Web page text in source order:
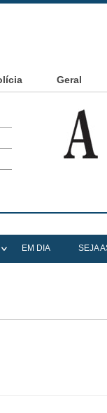
Geral
EM DIA SEJA